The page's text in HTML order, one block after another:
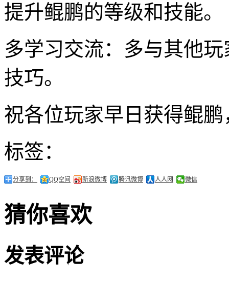
提升鲲鹏的等级和技能。
多学习交流：多与其他
技巧。
祝各位玩家早日获得鲲
标签：
分享到： QQ空间 新浪微博 腾讯微博 人人网 微信
猜你喜欢
发表评论